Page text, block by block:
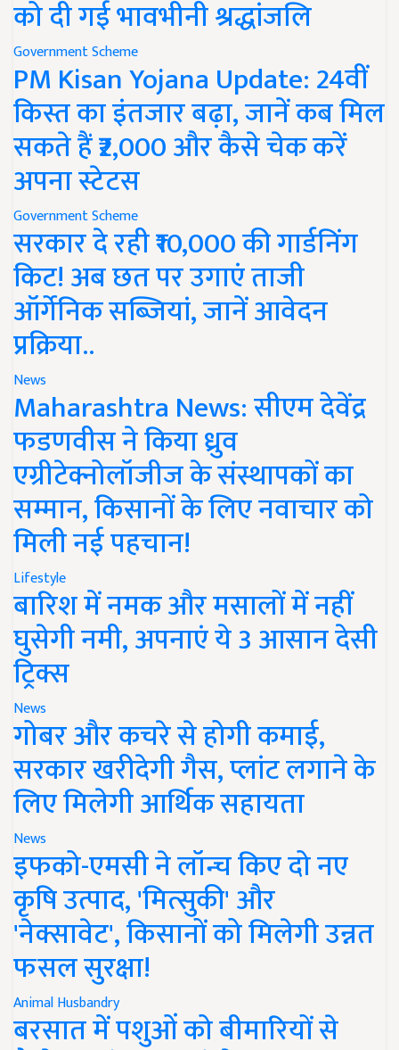
को दी गई भावभीनी श्रद्धांजलि
Government Scheme
PM Kisan Yojana Update: 24वीं
किस्त का इंतजार बढ़ा, जानें कब मिल
सकते हैं ₹2,000 और कैसे चेक करें
अपना स्टेटस
Government Scheme
सरकार दे रही ₹10,000 की गार्डनिंग
किट! अब छत पर उगाएं ताजी
ऑर्गेनिक सब्जियां, जानें आवेदन
प्रक्रिया..
News
Maharashtra News: सीएम देवेंद्र
फडणवीस ने किया ध्रुव
एग्रीटेक्नोलॉजीज के संस्थापकों का
सम्मान, किसानों के लिए नवाचार को
मिली नई पहचान!
Lifestyle
बारिश में नमक और मसालों में नहीं
घुसेगी नमी, अपनाएं ये 3 आसान देसी
ट्रिक्स
News
गोबर और कचरे से होगी कमाई,
सरकार खरीदेगी गैस, प्लांट लगाने के
लिए मिलेगी आर्थिक सहायता
News
इफको-एमसी ने लॉन्च किए दो नए
कृषि उत्पाद, 'मित्सुकी' और
'नेक्सावेट', किसानों को मिलेगी उन्नत
फसल सुरक्षा!
Animal Husbandry
बरसात में पशुओं को बीमारियों से